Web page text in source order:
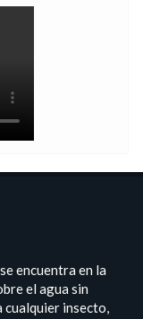
encuentra en la
el agua sin
cualquier insecto,